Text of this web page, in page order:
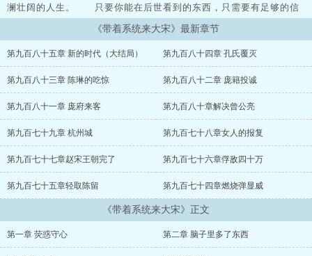
澜壮阔的人生。 只要你能在后世看到的东西，只需要有足够的信
仰点数便都可以兑换出来，拿到宋朝，那会是怎么样的一番光
景。 苏石，外祖爷是宋朝开国皇帝赵…
《带着系统来大宋》最新章节
第九百八十五章 新的时代（大结局） 第九百八十四章 孔氏覆灭
第九百八十三章 陈琳的吃惊 第九百八十二章 庞籍投诚
第九百八十一章 庞府来客 第九百八十章解决曾公亮
第九百七十九章 杭州城 第九百七十八章女人的报复
第九百七十七章赵宋王朝完了 第九百七十六章俘敌四十万
第九百七十五章轻取陈留 第九百七十四章燃烧弹显威
《带着系统来大宋》正文
第一章 荧惑守心 第二章 脑子里多了东西